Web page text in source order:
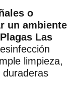
o
un ambiente
Las
limpieza,
duraderas